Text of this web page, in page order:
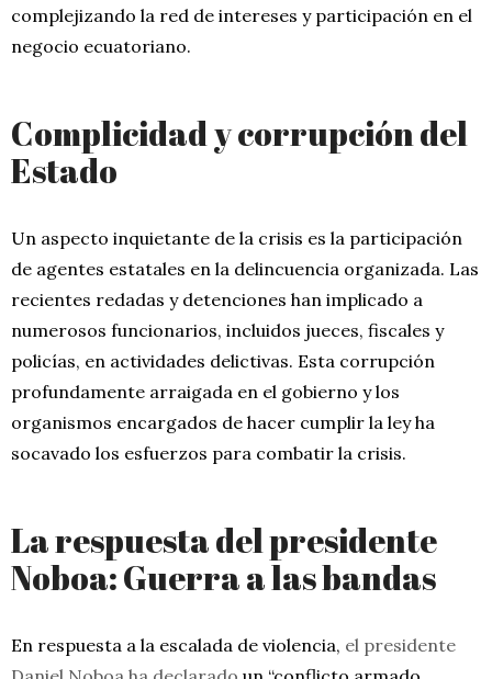
complejizando la red de intereses y participación en el
negocio ecuatoriano.
Complicidad y corrupción del
Estado
Un aspecto inquietante de la crisis es la participación
de agentes estatales en la delincuencia organizada. Las
recientes redadas y detenciones han implicado a
numerosos funcionarios, incluidos jueces, fiscales y
policías, en actividades delictivas. Esta corrupción
profundamente arraigada en el gobierno y los
organismos encargados de hacer cumplir la ley ha
socavado los esfuerzos para combatir la crisis.
La respuesta del presidente
Noboa: Guerra a las bandas
En respuesta a la escalada de violencia, el presidente